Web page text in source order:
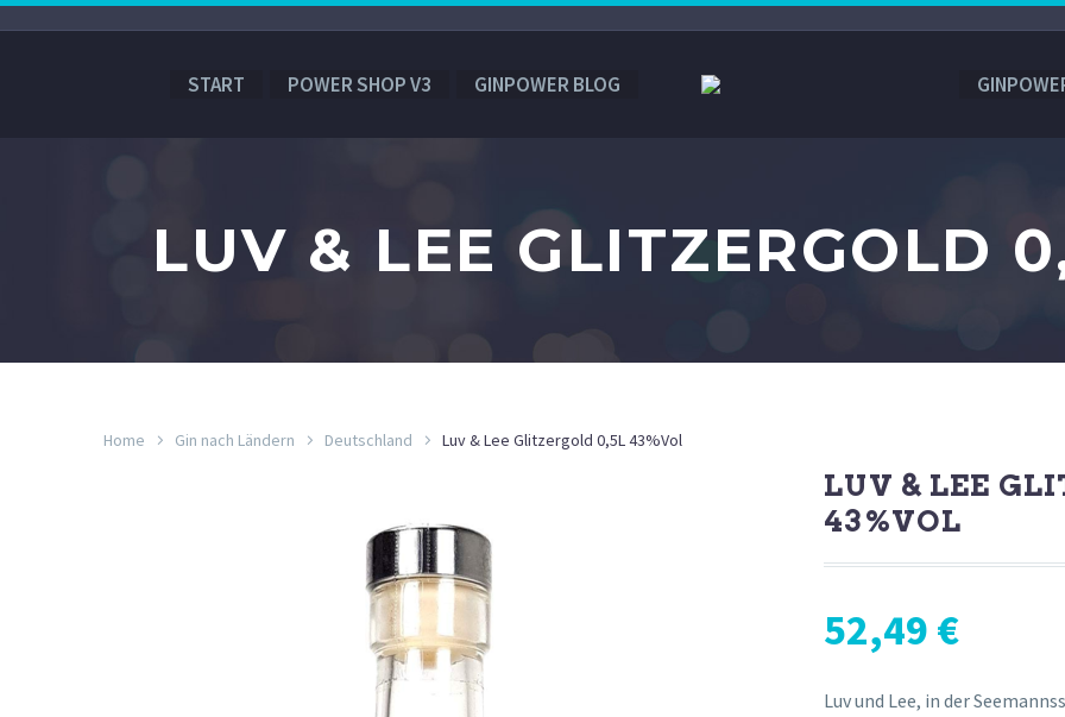
START POWER SHOP V3 GINPOWER BLOG
LUV & LEE GLITZERGOLD
Home Gin nach Ländern Deutschland Luv & Lee Glitzergold 0,5L 43%Vol
LUV & LEE
43%VOL
52,49 €
Luv und Lee, in der